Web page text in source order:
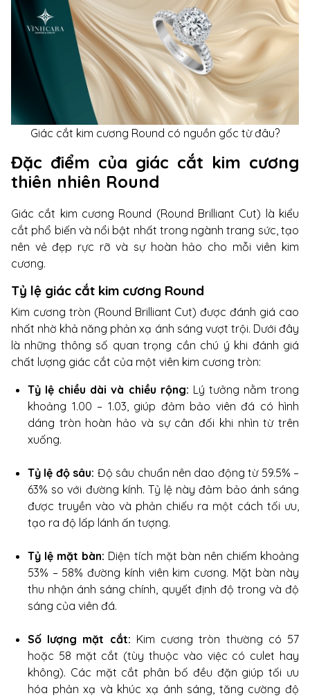
Giác cắt kim cương Round có nguồn gốc từ đâu?
Đặc điểm của giác cắt kim cương
thiên nhiên Round
Giác cắt kim cương Round (Round Brilliant Cut) là kiểu
cắt phổ biến và nổi bật nhất trong ngành trang sức, tạo
nên vẻ đẹp rực rỡ và sự hoàn hảo cho mỗi viên kim
cương.
Tỷ lệ giác cắt kim cương Round
Kim cương tròn (Round Brilliant Cut) được đánh giá cao
nhất nhờ khả năng phản xạ ánh sáng vượt trội. Dưới đây
là những thông số quan trọng cần chú ý khi đánh giá
chất lượng giác cắt của một viên kim cương tròn:
Tỷ lệ chiều dài và chiều rộng: Lý tưởng nằm trong
khoảng 1.00 – 1.03, giúp đảm bảo viên đá có hình
dáng tròn hoàn hảo và sự cân đối khi nhìn từ trên
xuống.
Tỷ lệ độ sâu: Độ sâu chuẩn nên dao động từ 59.5% –
63% so với đường kính. Tỷ lệ này đảm bảo ánh sáng
được truyền vào và phản chiếu ra một cách tối ưu,
tạo ra độ lấp lánh ấn tượng.
Tỷ lệ mặt bàn: Diện tích mặt bàn nên chiếm khoảng
53% – 58% đường kính viên kim cương. Mặt bàn này
thu nhận ánh sáng chính, quyết định độ trong và độ
sáng của viên đá.
Số lượng mặt cắt: Kim cương tròn thường có 57
hoặc 58 mặt cắt (tùy thuộc vào việc có culet hay
không). Các mặt cắt phân bố đều đặn giúp tối ưu
hóa phản xạ và khúc xạ ánh sáng, tăng cường độ